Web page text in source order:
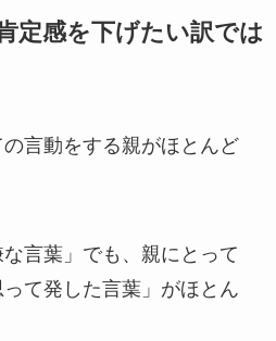
定感を下げたい訳では
言動をする親がほとんど
言葉」でも、親にとって
て発した言葉」がほとん